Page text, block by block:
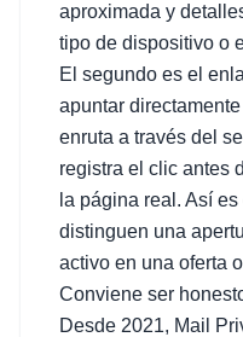
aproximada y
tipo de dispositivo o
El segundo es el
apuntar
enruta a través del
registra el clic antes
la página real. Así
distinguen una
activo en una oferta
Conviene ser
Desde 2021, Mail